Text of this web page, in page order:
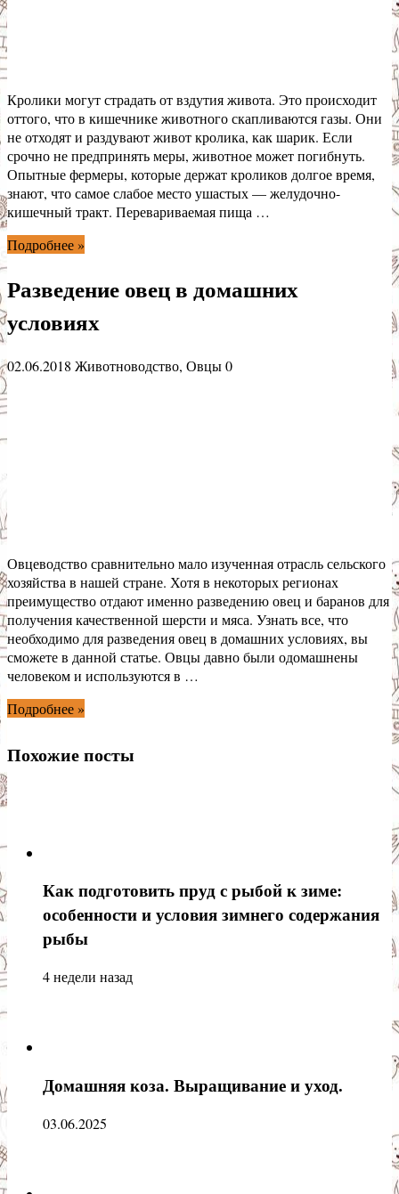
Кролики могут страдать от вздутия живота. Это происходит
оттого, что в кишечнике животного скапливаются газы. Они
не отходят и раздувают живот кролика, как шарик. Если
срочно не предпринять меры, животное может погибнуть.
Опытные фермеры, которые держат кроликов долгое время,
знают, что самое слабое место ушастых — желудочно-
кишечный тракт. Перевариваемая пища …
Подробнее »
Разведение овец в домашних
условиях
02.06.2018 Животноводство, Овцы0
Овцеводство сравнительно мало изученная отрасль сельского
хозяйства в нашей стране. Хотя в некоторых регионах
преимущество отдают именно разведению овец и баранов для
получения качественной шерсти и мяса. Узнать все, что
необходимо для разведения овец в домашних условиях, вы
сможете в данной статье. Овцы давно были одомашнены
человеком и используются в …
Подробнее »
Похожие посты
Как подготовить пруд с рыбой к зиме:
особенности и условия зимнего содержания
рыбы
4 недели назад
Домашняя коза. Выращивание и уход.
03.06.2025